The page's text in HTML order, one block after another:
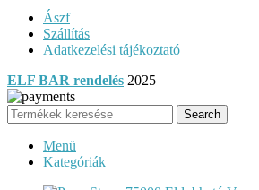
Ászf
Szállítás
Adatkezelési tájékoztató
ELF BAR rendelés 2025
Search
Menü
Kategóriák